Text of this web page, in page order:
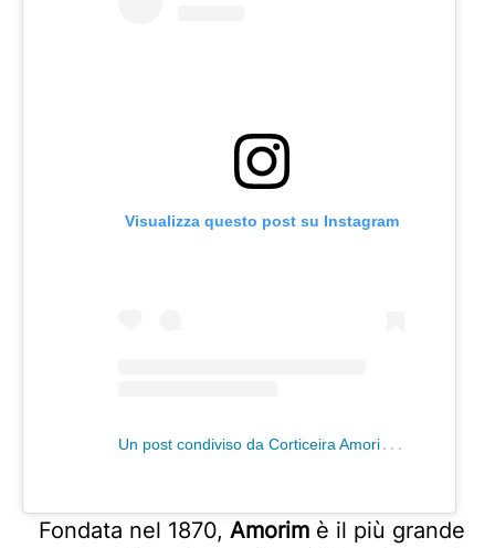
Visualizza questo post su Instagram
U
n post condiviso da Corticeira Amorim (@amorimcork)
Fondata nel 1870, Amorim è il più grande